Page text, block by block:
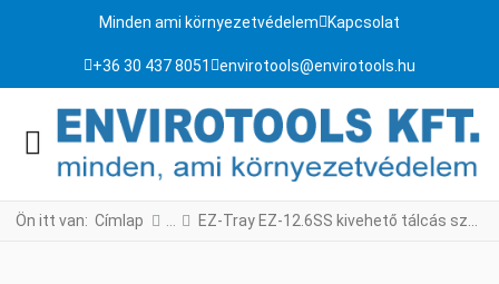
Minden ami környezetvédelem Kapcsolat
+36 30 437 8051 envirotools@envirotools.hu
Ön itt van: Címlap EZ-Tray EZ-12.6SS kivehető tálcás sztrippelő